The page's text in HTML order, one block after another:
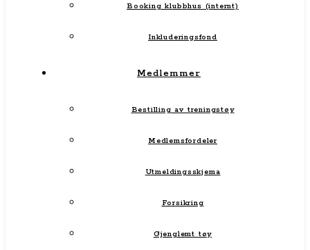
Booking klubbhus (internt)
Inkluderingsfond
Medlemmer
Bestilling av treningstøy
Medlemsfordeler
Utmeldingsskjema
Forsikring
Gjenglemt tøy